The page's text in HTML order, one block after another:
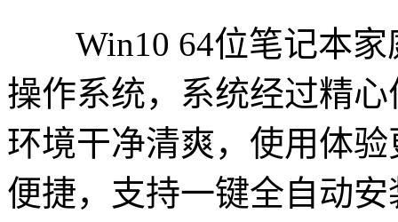
Win10 64位笔记本家
操作系统，系统经过精
环境干净清爽，使用体
便捷，支持一键全自动